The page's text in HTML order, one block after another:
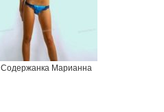
Содержанка Марианна